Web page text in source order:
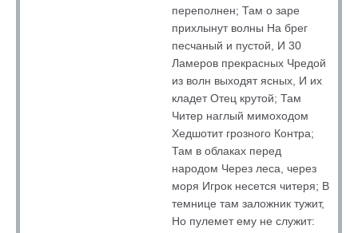
переполнен; Там о заре
прихлынут волны На брег
песчаный и пустой, И 30
Ламеров прекрасных Чредой
из волн выходят ясных, И их
кладет Отец крутой; Там
Читер наглый мимоходом
Хедшотит грозного Контра;
Там в облаках перед
народом Через леса, через
моря Игрок несется читеря; В
темнице там заложник тужит,
Но пулемет ему не служит: